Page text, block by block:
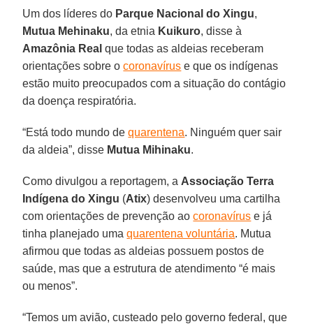
Um dos líderes do Parque Nacional do Xingu,
Mutua Mehinaku, da etnia Kuikuro, disse à
Amazônia Real que todas as aldeias receberam
orientações sobre ocoronavírus e que os indígenas
estão muito preocupados com a situação do contágio
da doença respiratória.
“Está todo mundo dequarentena. Ninguém quer sair
da aldeia”, disse Mutua Mihinaku.
Como divulgou a reportagem, a Associação Terra
Indígena do Xingu (Atix) desenvolveu uma cartilha
com orientações de prevenção aocoronavírus e já
tinha planejado umaquarentena voluntária. Mutua
afirmou que todas as aldeias possuem postos de
saúde, mas que a estrutura de atendimento “é mais
ou menos”.
“Temos um avião, custeado pelo governo federal, que